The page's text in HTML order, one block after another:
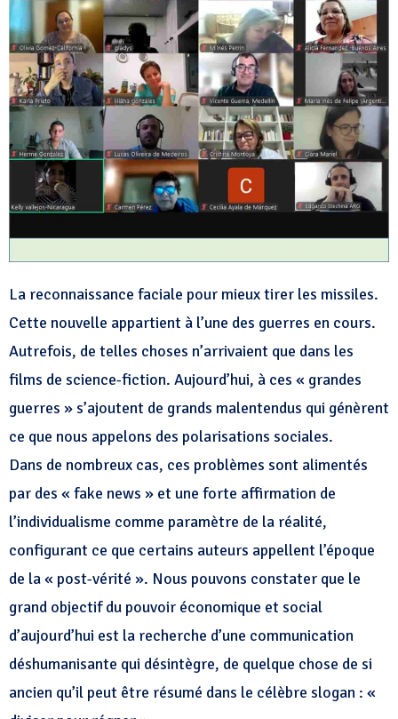
La reconnaissance faciale pour mieux tirer les missiles.
Cette nouvelle appartient à l’une des guerres en cours.
Autrefois, de telles choses n’arrivaient que dans les
films de science-fiction. Aujourd’hui, à ces « grandes
guerres » s’ajoutent de grands malentendus qui génèrent
ce que nous appelons des polarisations sociales.
Dans de nombreux cas, ces problèmes sont alimentés
par des « fake news » et une forte affirmation de
l’individualisme comme paramètre de la réalité,
configurant ce que certains auteurs appellent l’époque
de la « post-vérité ». Nous pouvons constater que le
grand objectif du pouvoir économique et social
d’aujourd’hui est la recherche d’une communication
déshumanisante qui désintègre, de quelque chose de si
ancien qu’il peut être résumé dans le célèbre slogan : «